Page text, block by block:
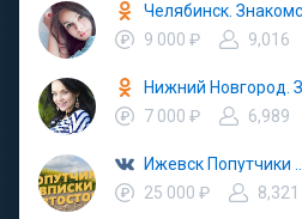
9 000 ₽
9,016
7 000 ₽
6,989
25 000 ₽
8,321